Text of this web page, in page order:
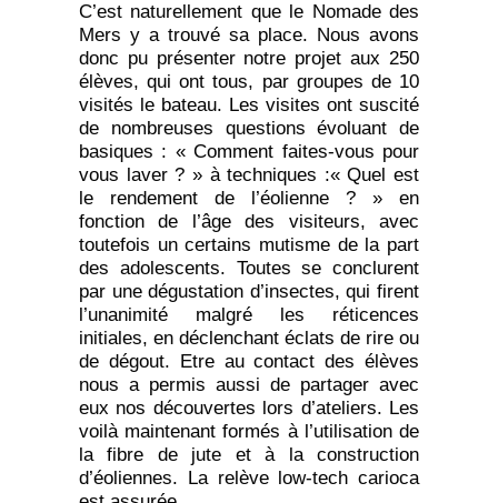
C’est naturellement que le Nomade des
Mers y a trouvé sa place. Nous avons
donc pu présenter notre projet aux 250
élèves, qui ont tous, par groupes de 10
visités le bateau. Les visites ont suscité
de nombreuses questions évoluant de
basiques : « Comment faites-vous pour
vous laver ? » à techniques :« Quel est
le rendement de l’éolienne ? » en
fonction de l’âge des visiteurs, avec
toutefois un certains mutisme de la part
des adolescents. Toutes se conclurent
par une dégustation d’insectes, qui firent
l’unanimité malgré les réticences
initiales, en déclenchant éclats de rire ou
de dégout. Etre au contact des élèves
nous a permis aussi de partager avec
eux nos découvertes lors d’ateliers. Les
voilà maintenant formés à l’utilisation de
la fibre de jute et à la construction
d’éoliennes. La relève low-tech carioca